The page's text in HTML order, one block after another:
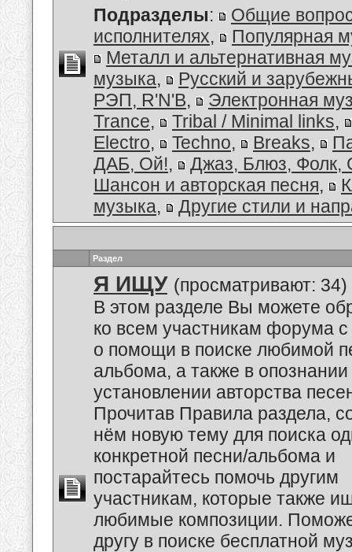
Подразделы:
Общие
исполнителях,
Популярная
Металл и альтернативная
музыка,
Русский и
РЭП, R'N'B,
Электронная
Trance, Tribal / Minimal links,
Electro, Techno, Breaks,
ДАБ, Ой!,
Джаз, Блюз, Фолк,
Шансон и авторская песня,
музыка, Другие стили и
Раздел
Я ИЩУ (просматривают: 34)
В этом разделе Вы можете
ко всем участникам форума с
о помощи в поиске любимой
альбома, а также в опознании
установлении авторства
Прочитав Правила раздела,
нём новую тему для поиска
конкретной песни/альбома и
постарайтесь помочь другим
участникам, которые также
любимые композиции.
другу в поиске бесплатной